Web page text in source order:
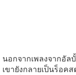
นอกจากเพลงจากอัล
เขายังกลายเป็นร็อค